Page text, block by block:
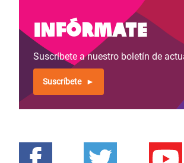
Infórmate
Suscríbete a nuestro boletín de
Suscríbete